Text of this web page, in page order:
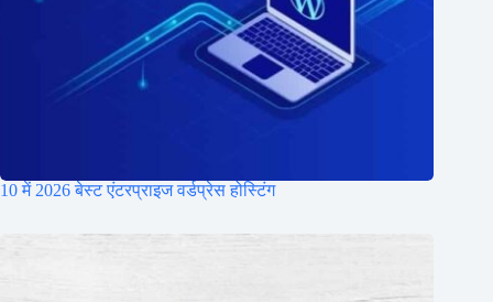
10 में 2026 बेस्ट एंटरप्राइज वर्डप्रेस होस्टिंग